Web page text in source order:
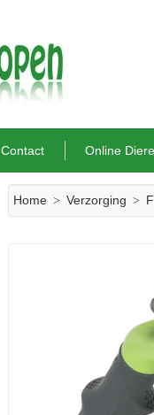
Contact Online
Home Verzorging